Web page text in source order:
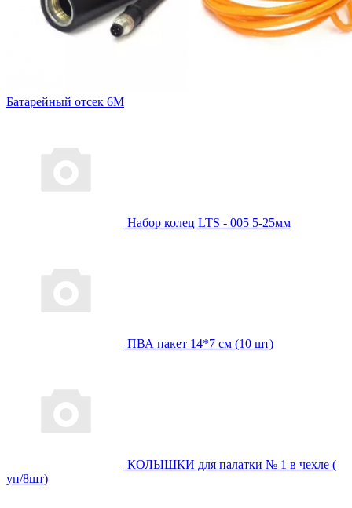
Батарейный отсек 6М
Набор колец LTS - 005 5-25мм
ПВА пакет 14*7 см (10 шт)
КОЛЫШКИ для палатки № 1 в чехле (
уп/8шт)